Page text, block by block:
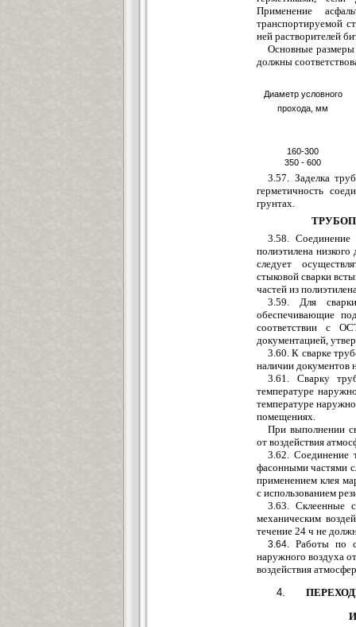
Применение
транспортируемой
ней растворителей
Основные размеры
должны
Диаметр условного
прохода, мм
160-300
350 - 600
3.57. Заделка
герметичность
грунтах.
3.58. Соединение
полиэтилена низкого
следует
стыковой сварки
частей из
3.59. Для
обеспечивающие
соответствии с
документацией,
3.60. К сварке
наличии документов
3.61. Сварку
температуре
температуре нару
помещениях.
При выполнении с
от воздействия
3.62. Соединение
фасонными частями
применением клея
с использованием ре
3.63. Склеенные
механическим
течение 24 ч не
3.64.Работы по
наружного воздуха
воздействия